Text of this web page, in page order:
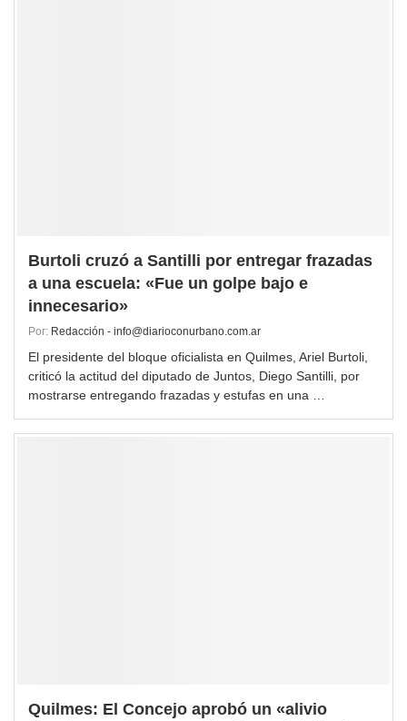
Burtoli cruzó a Santilli por entregar frazadas
a una escuela: «Fue un golpe bajo e
innecesario»
Por: Redacción - info@diarioconurbano.com.ar
El presidente del bloque oficialista en Quilmes, Ariel Burtoli,
criticó la actitud del diputado de Juntos, Diego Santilli, por
mostrarse entregando frazadas y estufas en una …
Quilmes: El Concejo aprobó un «alivio